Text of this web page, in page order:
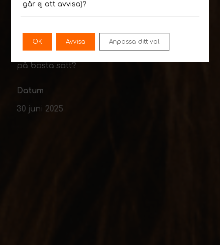
påverkan för företag och organisationer
kommunikation. Men vad betyder det här i
på bästa sätt?
Datum
30 juni 2025
går ej att avvisa)?
OK Avvisa Anpassa ditt val